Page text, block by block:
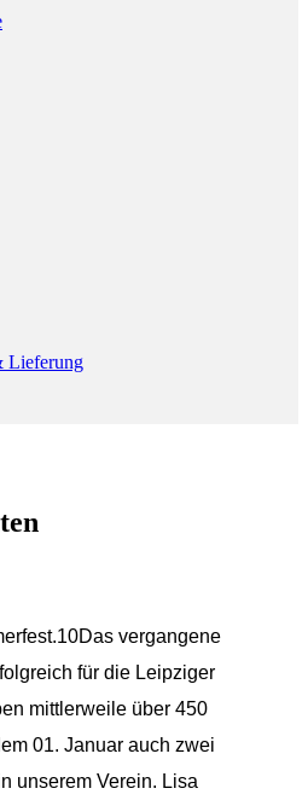
Lieferung
Das vergangene
für die Leipziger
mittlerweile über 450
01. Januarauch zwei
unseremVerein. Lisa